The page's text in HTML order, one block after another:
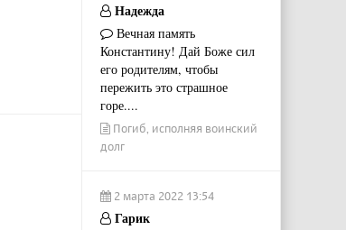
Надежда
Вечная память
Константину! Дай Боже сил
его родителям, чтобы
пережить это страшное
горе....
Погиб, исполняя воинский
долг
2 марта 2022 13:54
Гарик